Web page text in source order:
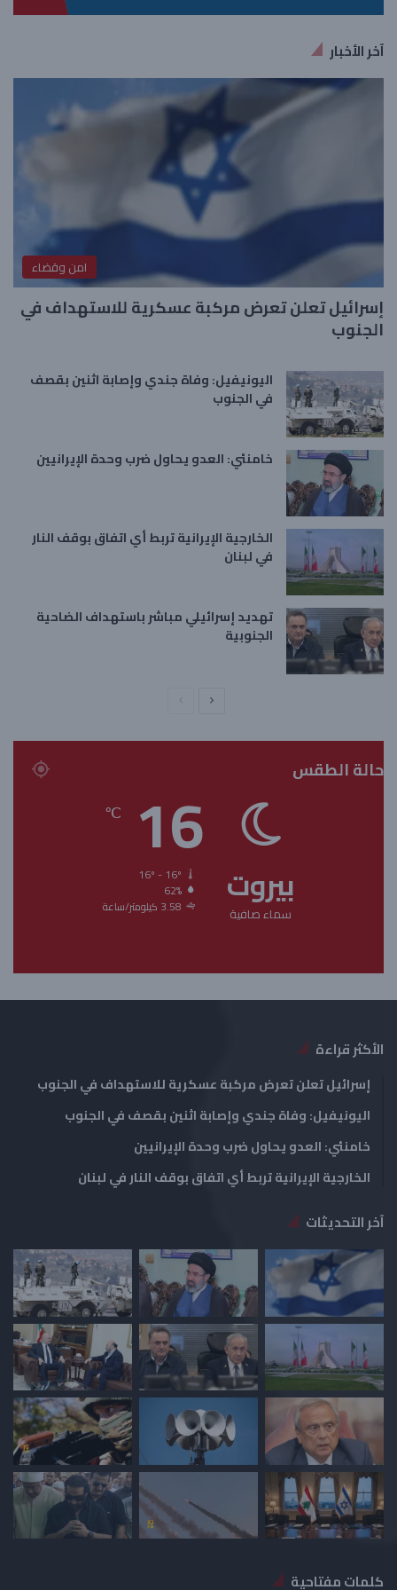
آخر الأخبار
امن وقضاء
إسرائيل تعلن تعرض مركبة عسكرية للاستهداف في
الجنوب
اليونيفيل: وفاة جندي وإصابة اثنين بقصف
في الجنوب
خامنئي: العدو يحاول ضرب وحدة الإيرانيين
الخارجية الإيرانية تربط أي اتفاق بوقف النار
في لبنان
تهديد إسرائيلي مباشر باستهداف الضاحية
الجنوبية
ة
ا
ل
س
ق
ة
ي
ة
حالة الطقس
بيروت
سماء صافية
16
℃
62%
3.58 كيلومتر/ساعة
الأكثر قراءة
إسرائيل تعلن تعرض مركبة عسكرية للاستهداف في الجنوب
اليونيفيل: وفاة جندي وإصابة اثنين بقصف في الجنوب
خامنئي: العدو يحاول ضرب وحدة الإيرانيين
الخارجية الإيرانية تربط أي اتفاق بوقف النار في لبنان
آخر التحديثات
كلمات مفتاحية